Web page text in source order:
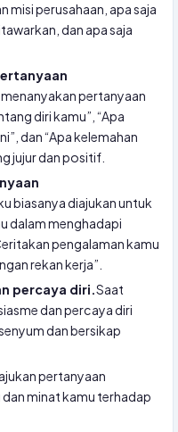
misi perusahaan, apa saja
dan apa saja
menanyakan pertanyaan
diri kamu”, “Apa
dan “Apa kelemahan
jujur dan positif.
biasanya diajukan untuk
dalam menghadapi
pengalaman kamu
rekan kerja”.
percaya diri.Saat
dan percaya diri
dan bersikap
pertanyaan
minat kamu terhadap